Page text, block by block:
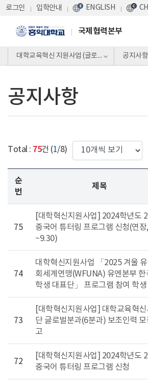
Skip Menu
로그인 입학안내 ENGLISH
국제협력본부
대학교육혁신 지원사업 (글로벌역량) 공지사항
공지사항
Total : 75건 (1/8) 한번에 보여질 게시물
순
번
제목
75
[대학혁신지원사업] 2024학년도 2
중국어 튜터링 프로그램 신청(연장,
~9.30)
74
대학혁신지원사업 「2025 겨울
회세계연맹(WFUNA) 유엔본부 한
학생 대표단」 프로그램 참여 학생
73
[대학혁신지원사업] 대학교육혁신
단 글로벌분과(6분과) 보조인력 모
고
72
[대학혁신지원사업] 2024학년도 2
중국어 튜터링 프로그램 신청